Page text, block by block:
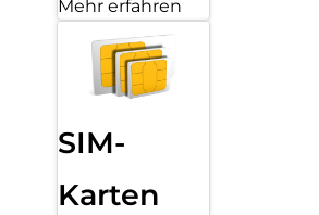
Mehr erfahren
SIM-
Karten